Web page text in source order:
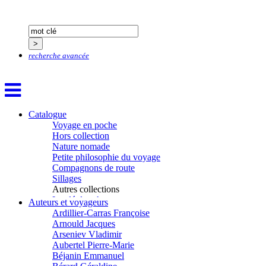
recherche avancée
Catalogue
Voyage en poche
Hors collection
Nature nomade
Petite philosophie du voyage
Compagnons de route
Sillages
Autres collections
La clé des champs
Chemins d’étoiles
Visions
Auteurs et voyageurs
Aïtmatov Tchinguiz
Adjemian David
Alaux Marc
Allaert Lodewijk
Allano Joël
Allix Stéphane
Apprill Christophe
Ardillier-Carras Françoise
Arnould Jacques
Arseniev Vladimir
Aubertel Pierre-Marie
Béjanin Emmanuel